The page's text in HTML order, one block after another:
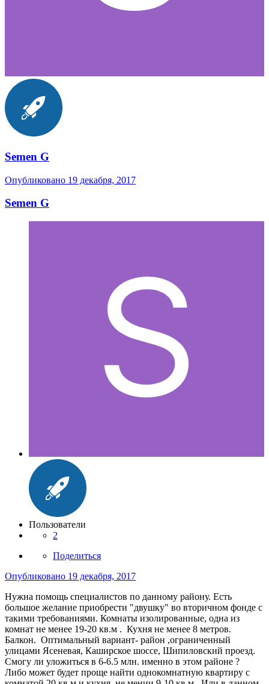
Semen G
Опубликовано 19 декабря, 2017
Semen G
Пользователи
2
Поделиться
Опубликовано 19 декабря, 2017
Нужна помощь специалистов по данному району. Есть
большое желание приобрести "двушку" во вторичном фонде с
такими требованиями. Комнаты изолированные, одна из
комнат не менее 19-20 кв.м . Кухня не менее 8 метров.
Балкон. Оптимальный вариант- район ,ограниченный
улицами Ясеневая, Каширское шоссе, Шипиловский проезд.
Смогу ли уложиться в 6-6.5 млн. именно в этом районе ?
Либо может будет проще найти однокомнатную квартиру с